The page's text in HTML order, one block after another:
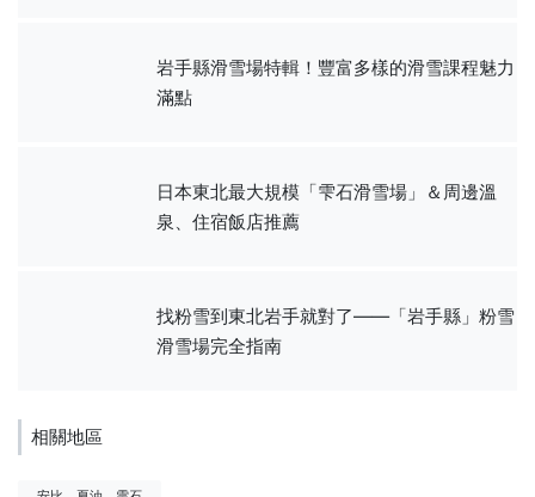
岩手縣滑雪場特輯！豐富多樣的滑雪課程魅力
滿點
日本東北最大規模「雫石滑雪場」＆周邊溫
泉、住宿飯店推薦
找粉雪到東北岩手就對了——「岩手縣」粉雪
滑雪場完全指南
相關地區